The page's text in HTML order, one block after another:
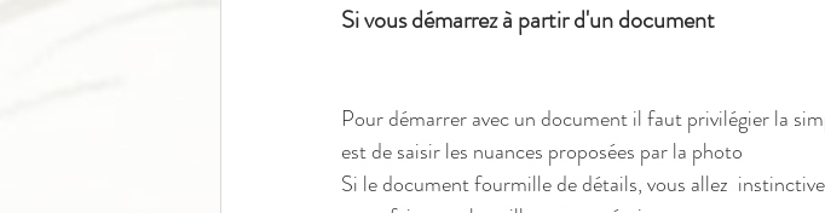
Si vous démarrez à partir d'un document
Pour démarrer avec un document il faut privilégier la
est de saisir les nuances proposées par la photo
Si le document fourmille de détails, vous allez